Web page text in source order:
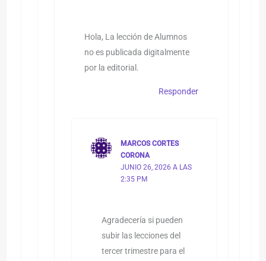
Hola, La lección de Alumnos
no es publicada digitalmente
por la editorial.
Responder
MARCOS CORTES
CORONA
JUNIO 26, 2026 A LAS
2:35 PM
Agradecería si pueden
subir las lecciones del
tercer trimestre para el